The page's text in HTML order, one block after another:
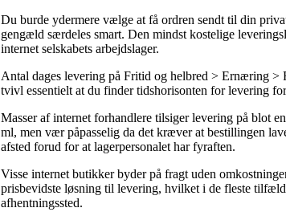
Du burde ydermere vælge at få ordren sendt til din
gengæld særdeles smart. Den mindst kostelige
internet selskabets arbejdslager.
Antal dages levering på Fritid og helbred > Ernæring >
tvivl essentielt at du finder tidshorisonten for levering
Masser af internet forhandlere tilsiger levering på blot
ml, men vær påpasselig da det kræver at bestillingen
afsted forud for at lagerpersonalet har fyraften.
Visse internet butikker byder på fragt uden
prisbevidste løsning til levering, hvilket i de fleste
afhentningssted.